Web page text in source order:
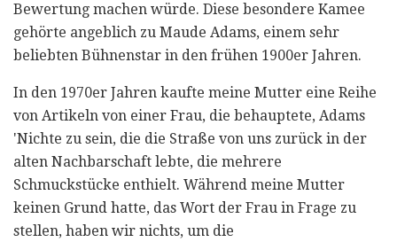
Bewertung machen würde. Diese besondere Kamee
gehörte angeblich zu Maude Adams, einem sehr
beliebten Bühnenstar in den frühen 1900er Jahren.
In den 1970er Jahren kaufte meine Mutter eine Reihe
von Artikeln von einer Frau, die behauptete, Adams
'Nichte zu sein, die die Straße von uns zurück in der
alten Nachbarschaft lebte, die mehrere
Schmuckstücke enthielt. Während meine Mutter
keinen Grund hatte, das Wort der Frau in Frage zu
stellen, haben wir nichts, um die